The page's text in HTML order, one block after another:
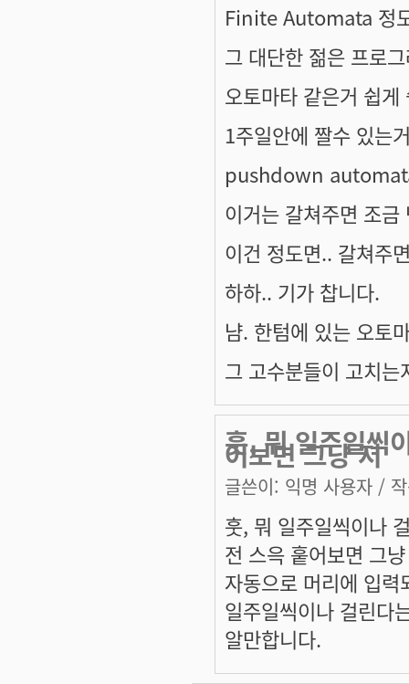
Finite Automata 정
그 대단한 젊은 프로
오토마타 같은거 쉽
1주일안에 짤수 있는
pushdown
이거는 갈쳐주면 조
이건 정도면.. 갈쳐주
하하.. 기가 찹니다.
냠. 한텀에 있는 오토
그 고수분들이 고치는
훗, 뭐 일주일씩
어보면 그냥 저
글쓴이: 익명 사용자 /
훗, 뭐 일주일씩이나
전 스윽 훝어보면 그
자동으로 머리에 입력
일주일씩이나 걸린다
알만합니다.